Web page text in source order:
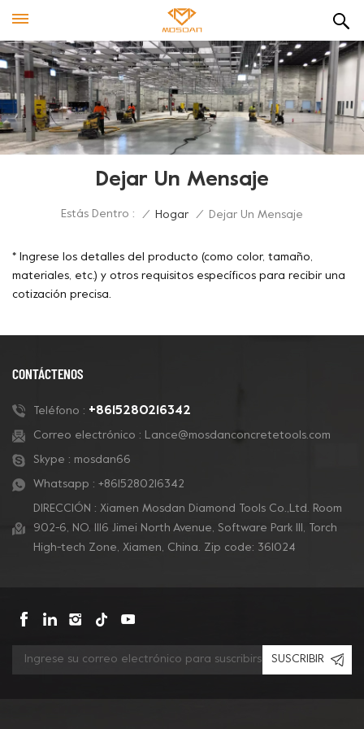
Dejar Un Mensaje
Estás Dentro : / Hogar / Dejar Un Mensaje
* Ingrese los detalles del producto (como color, tamaño,
materiales, etc.) y otros requisitos específicos para recibir una
cotización precisa.
CONTÁCTENOS
Teléfono : +8615280216342
Correo electrónico : Lance@mosdanconcretetools.com
Skype : mosdan66
Whatsapp : +8615280216342
DIRECCIÓN : Xiamen Mosdan Diamond Tools Co.,Ltd. Room
902-6, NO. 1116 Jimei North Avenue, Software Park Ill, Torch
High-tech Zone, Xiamen, China. Zip code: 361024
SUSCRIBIR